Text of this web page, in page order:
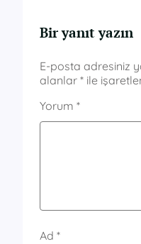
Bir yanıt yazın
E-posta adresiniz
alanlar * ile
Yorum *
Ad *